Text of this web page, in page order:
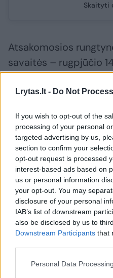
Lrytas.lt - Do Not
If you wish to opt-out of the
processing of your personal
targeted advertising by us,
section to confirm your
opt-out request is processed
interest-based ads based on
us or personal information
your opt-out. You may
disclosure of your personal
IAB’s list of downstream
also be disclosed by us to
Downstream Participants that
Personal Data
Skaityti
Atsakomosios
savaitės – rugpjūčio
Bulgarijoje
kuriame gyvena
„Kauno Žalgiris“ jau
eurų premiją iš
atrankos etapą, ši
tūkst. eurų.
Šios poros
etape iki
Čenstakavos
„Maccabi“ (Izraelis)